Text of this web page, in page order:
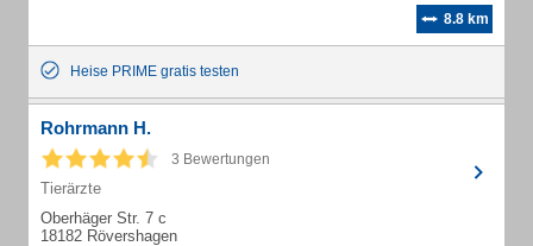
8.8 km
Heise PRIME gratis testen
Rohrmann H.
3 Bewertungen
Tierärzte
Oberhäger Str. 7 c
18182 Rövershagen